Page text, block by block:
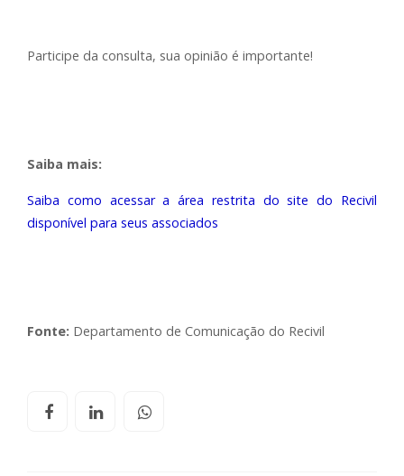
Participe da consulta, sua opinião é importante!
Saiba mais:
Saiba como acessar a área restrita do site do Recivil
disponível para seus associados
Fonte: Departamento de Comunicação do Recivil